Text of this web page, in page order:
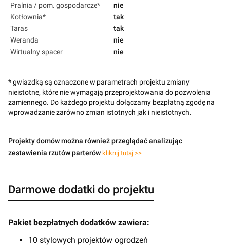
Pralnia / pom. gospodarcze*
nie
Kotłownia*
tak
Taras
tak
Weranda
nie
Wirtualny spacer
nie
* gwiazdką są oznaczone w parametrach projektu zmiany
nieistotne, które nie wymagają przeprojektowania do pozwolenia
zamiennego. Do każdego projektu dołączamy bezpłatną zgodę na
wprowadzanie zarówno zmian istotnych jak i nieistotnych.
Projekty domów można również przeglądać analizując
zestawienia rzutów parterów kliknij tutaj >>
Darmowe dodatki do projektu
Pakiet bezpłatnych dodatków zawiera:
10 stylowych projektów ogrodzeń